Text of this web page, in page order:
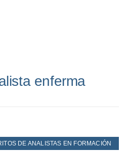
enferma
DE ANALISTAS EN FORMACIÓN